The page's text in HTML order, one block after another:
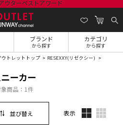
ブランド
から探す
カテゴリ
から探す
ウトレットトップ RESEXXY(リゼクシー)
ーカー
商品： 1件
並び替え 表示